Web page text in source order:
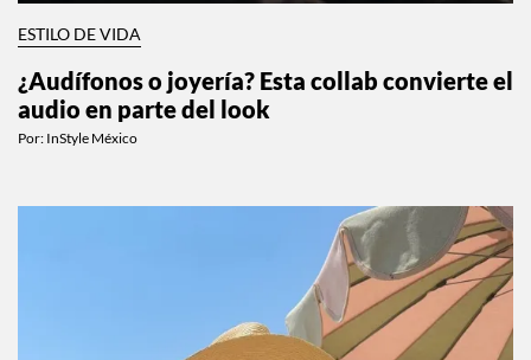
ESTILO DE VIDA
¿Audífonos o joyería? Esta collab convierte el
audio en parte del look
Por: InStyle México